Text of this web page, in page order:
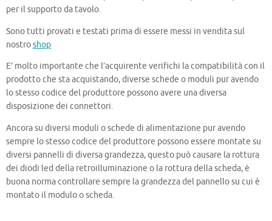
per il supporto da tavolo.
Sono tutti provati e testati prima di essere messi in vendita sul
nostroshop
E’ molto importante che l’acquirente verifichi la compatibilità con il
prodotto che sta acquistando, diverse schede o moduli pur avendo
lo stesso codice del produttore possono avere una diversa
disposizione dei connettori.
Ancora su diversi moduli o schede di alimentazione pur avendo
sempre lo stesso codice del produttore possono essere montate su
diversi pannelli di diversa grandezza, questo può causare la rottura
dei diodi led della retroilluminazione o la rottura della scheda, è
buona norma controllare sempre la grandezza del pannello su cui è
montato il modulo o scheda.